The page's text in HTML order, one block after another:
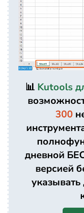
📊 Kutools
300
дневной
версией